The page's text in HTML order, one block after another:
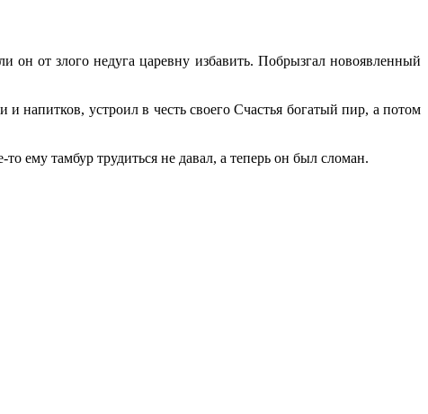
от злого недуга царевну избавить. Побрызгал новоявленный
напитков, устроил в честь своего Счастья богатый пир, а потом
ему тамбур трудиться не давал, а теперь он был сломан.